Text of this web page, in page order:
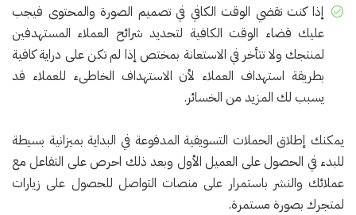
إذا كنت تقضي الوقت الكافي في تصميم الصورة والمحتوى فيجب
عليك قضاء الوقت الكافية لتحديد شرائح العملاء المستهدفين
لمنتجك ولا تتأخر في الاستعانة بمختص إذا لم تكن على دراية كافية
بطريقة استهداف العملاء لأن الاستهداف الخاطىء للعملاء قد
يسبب لك المزيد من الخسائر.
يمكنك إطلاق الحملات التسويقية المدفوعة في البداية بميزانية بسيطة
للبدء في الحصول على العميل الأول وبعد ذلك احرص على التفاعل مع
عملائك والنشر باستمرار على منصات التواصل للحصول على زيارات
لمتجرك بصورة مستمرة.